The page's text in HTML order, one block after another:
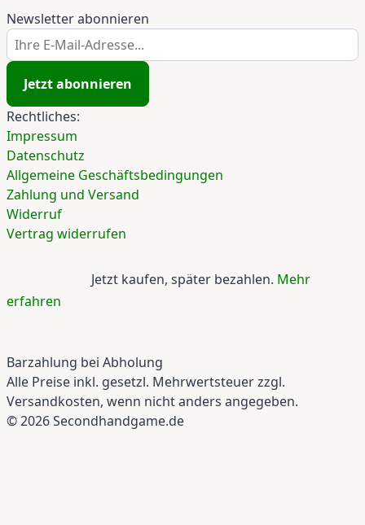
Newsletter abonnieren
Ihre E-Mail-Adresse...
Jetzt abonnieren
Rechtliches:
Impressum
Datenschutz
Allgemeine Geschäftsbedingungen
Zahlung und Versand
Widerruf
Vertrag widerrufen
Jetzt kaufen, später bezahlen. Mehr
erfahren
Barzahlung bei Abholung
Alle Preise inkl. gesetzl. Mehrwertsteuer zzgl.
Versandkosten, wenn nicht anders angegeben.
© 2026 Secondhandgame.de